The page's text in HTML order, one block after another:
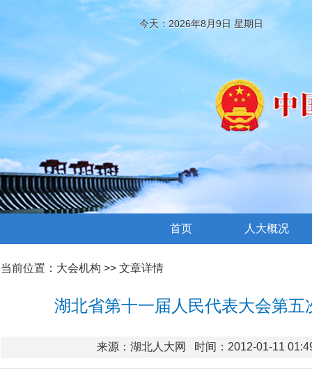
今天：2026年8月9日 星期日
首页 人大概况
当前位置： 大会机构 >> 文章详情
湖北省第十一届人民代表大会第五
来源：湖北人大网 时间：2012-01-11